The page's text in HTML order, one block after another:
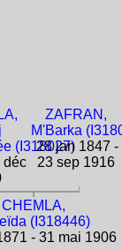
(I318027)
déc
ZAFRAN,
M'Barka
28 jan 1847 -
23 sep 1916
CHEMLA,
(I318446)
- 31 mai 1906